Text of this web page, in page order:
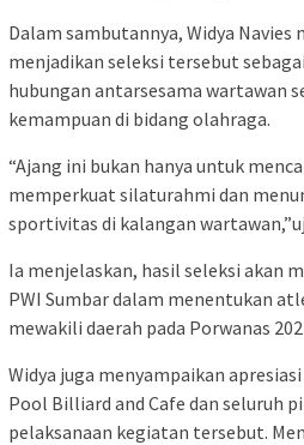
‎Dalam sambutannya, Widya
menjadikan seleksi tersebut
hubungan antarsesama wartawan
kemampuan di bidang olahraga.
‎“Ajang ini bukan hanya untuk
memperkuat silaturahmi dan
sportivitas di kalangan
‎Ia menjelaskan, hasil seleksi akan
PWI Sumbar dalam menentukan
mewakili daerah pada Porwanas
‎Widya juga menyampaikan
Pool Billiard and Cafe dan seluruh
pelaksanaan kegiatan tersebut.